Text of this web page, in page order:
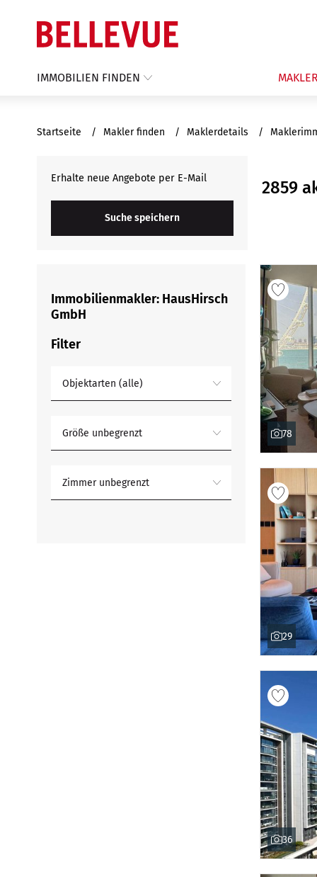
IMMOBILIEN FINDEN
Startseite Makler finden Maklerdetails
Erhalte neue Angebote per E-Mail
Suche speichern
2859
Immobilienmakler: HausHirsch
GmbH
Filter
Objektarten (alle)
Größe unbegrenzt
Zimmer unbegrenzt
78
29
36